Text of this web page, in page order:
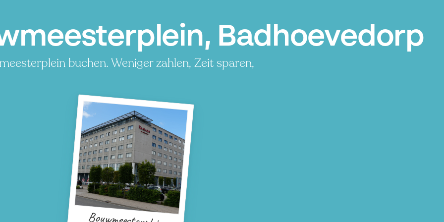
Badhoevedorp
buchen. Weniger zahlen, Zeit sparen,